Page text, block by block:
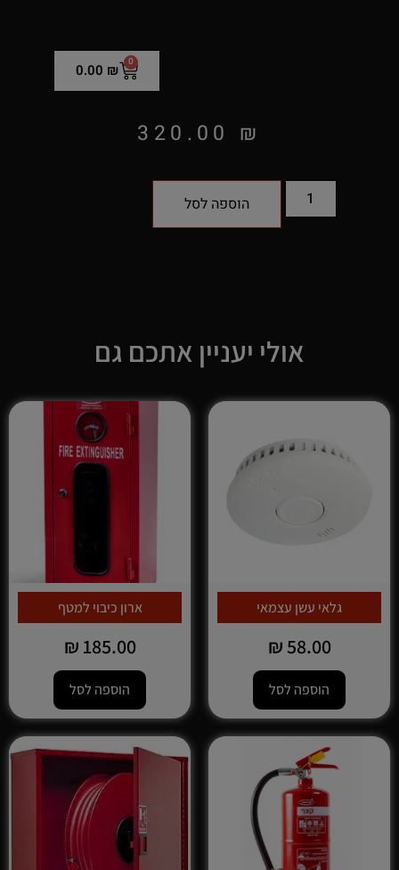
0.00 ₪ 0
320.00 ₪
הוספה לסל
אולי יעניין אתכם גם
גלאי עשן עצמאי
58.00
₪
הוספה לסל
ארון כיבוי למטף
185.00
₪
הוספה לסל